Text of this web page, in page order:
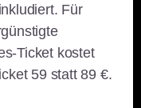
Für
Ticket kostet
59 statt 89 €.